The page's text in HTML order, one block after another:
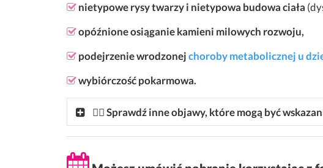
nietypowe rysy twarzy i nietypowa budowa ciała
opóźnione osiąganie kamieni milowych rozwoju,
podejrzenie wrodzonejchoroby metabolicznej u
wybiórczość pokarmowa.
👩‍⚕ Sprawdź inne objawy, które mogą być